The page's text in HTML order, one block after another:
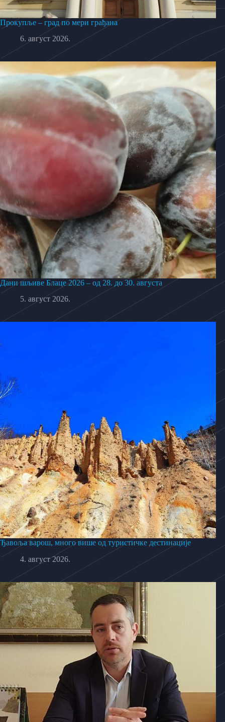
Прокупље – град по мери грађана
6. август 2026.
Дани шљиве Блаце 2026 – од 28. до 30. августа
5. август 2026.
Ђавоља варош, много више од туристичке дестинације
4. август 2026.